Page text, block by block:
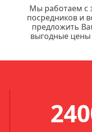
Мы работаем с
посредников и
предложить
выгодные цены